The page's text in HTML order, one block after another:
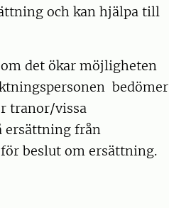
och kan hjälpa till
det ökar möjligheten
bedömer
tranor/vissa
ersättning från
beslut om ersättning.